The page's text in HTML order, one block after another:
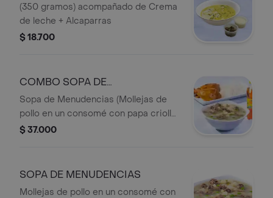
(350 gramos) acompañado de Crema
de leche + Alcaparras
$ 18.700
COMBO SOPA DE
MENUDENCIAS
Sopa de Menudencias (Mollejas de
pollo en un consomé con papa criolla
y pastusa + arveja y un toque de
personal en botella.
$ 37.000
SOPA DE MENUDENCIAS
Mollejas de pollo en un consomé con